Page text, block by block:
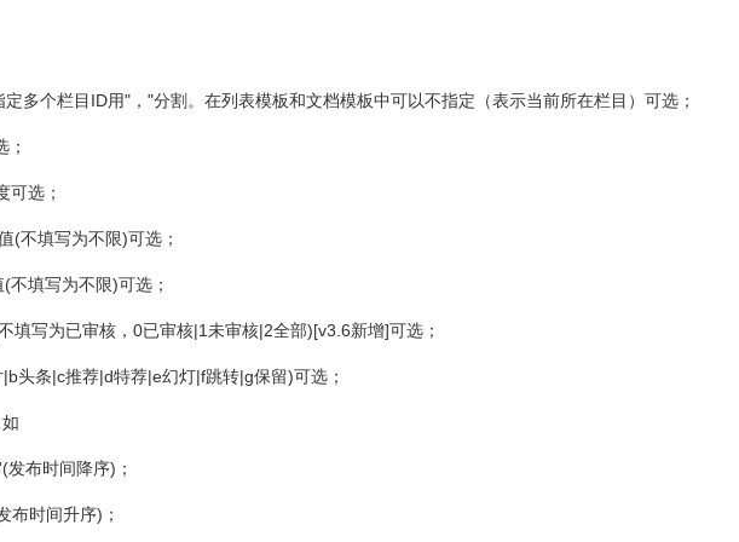
多个栏目ID用"，"分割。在列表模板和文档模板中可以不指定（表示当前所在栏目）可选；
可选；
(不填写为不限)可选；
填写为不限)可选；
填写为已审核，0已审核|1未审核|2全部)[v3.6新增]可选；
头条|c推荐|d特荐|e幻灯|f跳转|g保留)可选；
布时间降序)；
布时间升序)；